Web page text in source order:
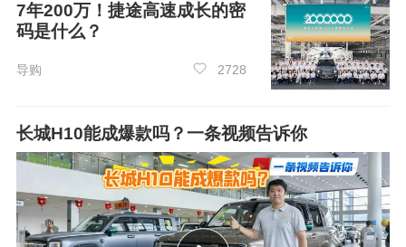
绿色产业链方面，上汽通用五菱积极响应“以
竹代塑”倡议，建成了
全国首条汽车零部件“以竹
汽车零部件“以铝代铜”转型升级，依托广西资源
优势，构建汽车轻量化生态链，为产业低碳转型
提供“广西方案”。
7年200万！捷途高速成长的密
码是什么？
导购 2728
长城H10能成爆款吗？一条视频告诉你